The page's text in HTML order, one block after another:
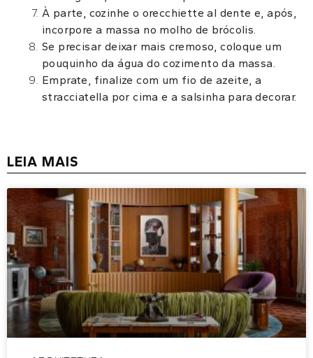
À parte, cozinhe o orecchiette al dente e, após,
incorpore a massa no molho de brócolis.
Se precisar deixar mais cremoso, coloque um
pouquinho da água do cozimento da massa.
Emprate, finalize com um fio de azeite, a
stracciatella por cima e a salsinha para decorar.
LEIA MAIS